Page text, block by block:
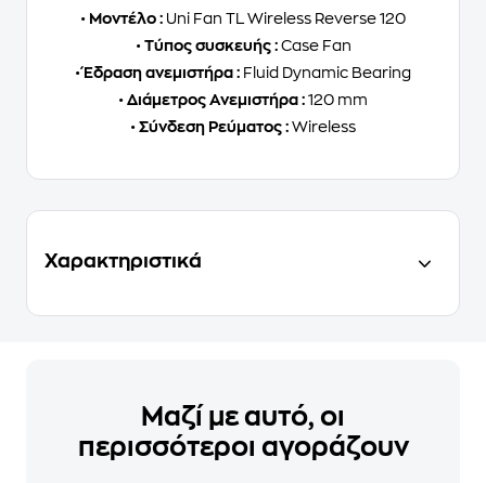
• Μοντέλο : Uni Fan TL Wireless Reverse 120
•Τύπος συσκευής :Case Fan
•Έδραση ανεμιστήρα : Fluid Dynamic Bearing
• Διάμετρος Ανεμιστήρα : 120 mm
• Σύνδεση Ρεύματος : Wireless
Χαρακτηριστικά
Μαζί με αυτό, οι
περισσότεροι αγοράζουν